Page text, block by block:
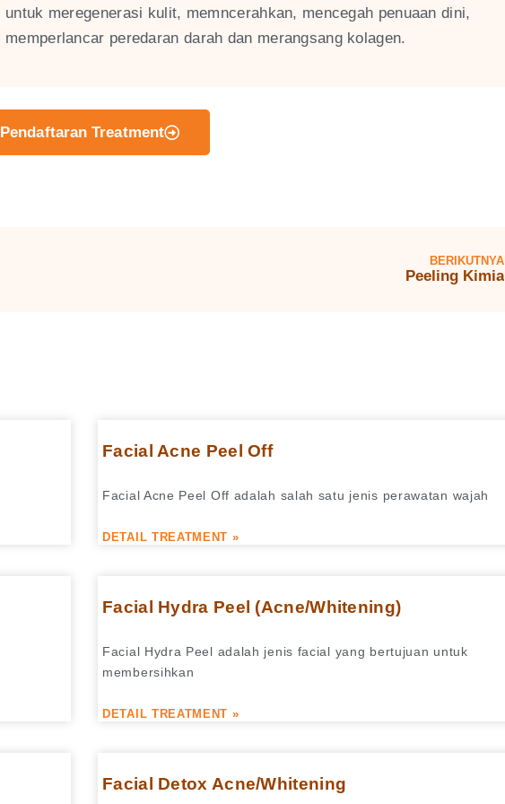
untuk meregenerasi kulit, memncerahkan, mencegah penuaan dini,
memperlancar peredaran darah dan merangsang kolagen.
Pendaftaran Treatment
BERIKUTNYA
Peeling Kimia
Facial Acne Peel Off
Facial Acne Peel Off adalah salah satu jenis perawatan wajah
DETAIL TREATMENT »
Facial Hydra Peel (Acne/Whitening)
Facial Hydra Peel adalah jenis facial yang bertujuan untuk
membersihkan
DETAIL TREATMENT »
Facial Detox Acne/Whitening